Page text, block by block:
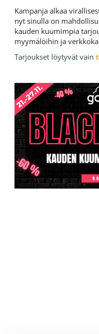
Kampanja alkaa
nyt sinulla on
kauden kuumimpia
myymälöihin ja
Tarjoukset löytyvät vain